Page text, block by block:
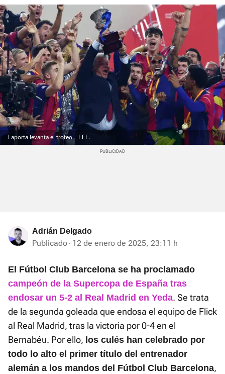
Laporta levanta el trofeo. EFE.
Adrián Delgado
Publicado 12 de enero de 2025, 23:11 h
El Fútbol Club Barcelona se ha proclamado
campeón de la Supercopa de España tras
endosar un 5-2 al Real Madrid en Yeda. Se trata
de la segunda goleada que endosa el equipo de Flick
al Real Madrid, tras la victoria por 0-4 en el
Bernabéu. Por ello, los culés han celebrado por
todo lo alto el primer título del entrenador
alemán a los mandos del Fútbol Club Barcelona,